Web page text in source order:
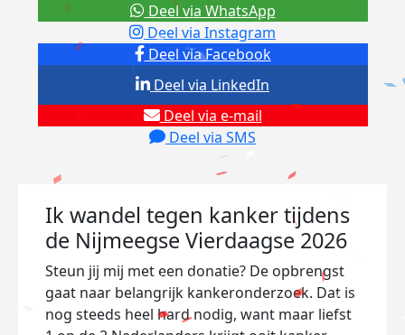
Deel via Facebook
Deel via Instagram
Deel via e-mail
Deel via SMS
Deel via LinkedIn
Deel via WhatsApp
Ik wandel tegen kanker tijdens
de Nijmeegse Vierdaagse 2026
Steun jij mij met een donatie? De opbrengst
gaat naar belangrijk kankeronderzoek. Dat is
nog steeds heel hard nodig, want maar liefst